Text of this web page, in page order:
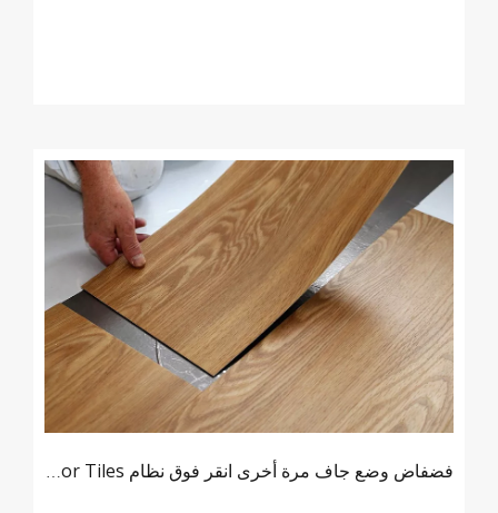
فضفاض وضع جاف مرة أخرى انقر فوق نظام Lvt Vinyl Floor Tiles